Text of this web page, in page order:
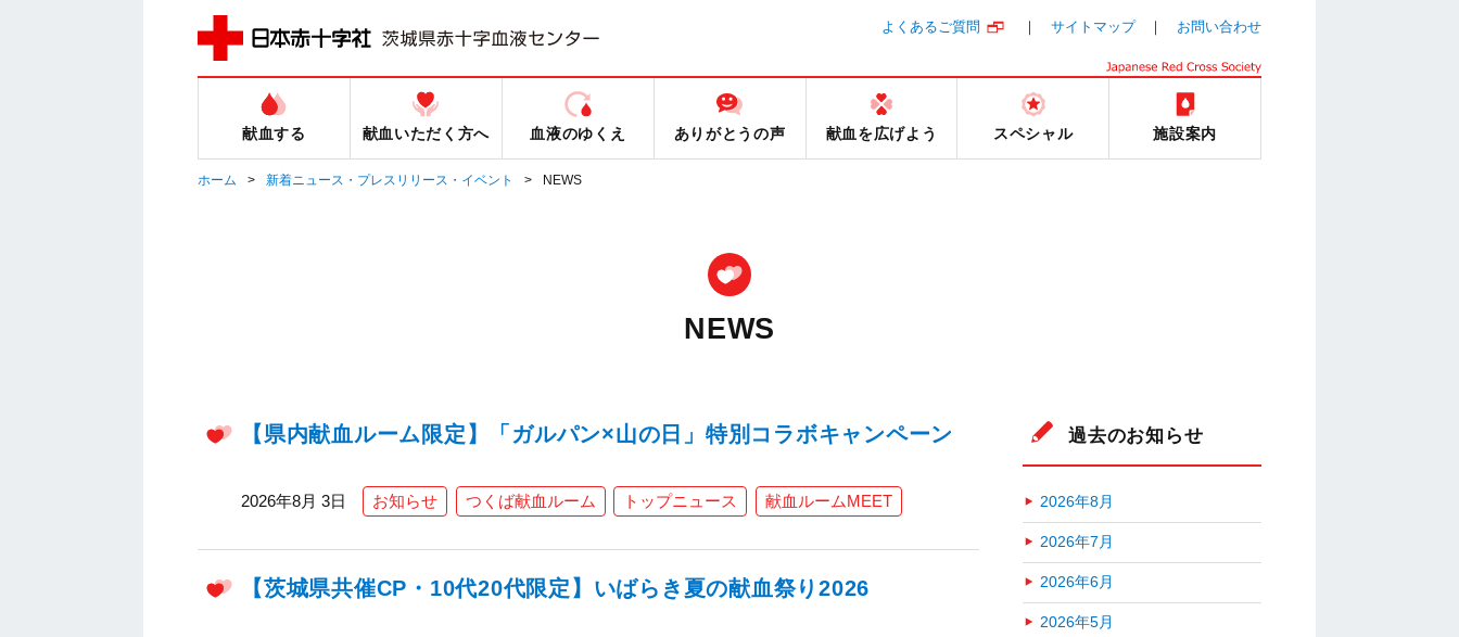
よくあるご質問 サイトマップ お問い合わせ
献血する 献血いただく方へ 血液のゆくえ ありがとうの声 献血を広げよう スペシャル 施設案内
ホーム 新着ニュース・プレスリリース・イベント NEWS
NEWS
【県内献血ルーム限定】「ガルパン×山の日」特別コラボキャンペーン
2026年8月 3日 お知らせ つくば献血ルーム トップニュース 献血ルームMEET
【茨城県共催CP・10代20代限定】いばらき夏の献血祭り2026
過去のお知らせ
2026年8月
2026年7月
2026年6月
2026年5月